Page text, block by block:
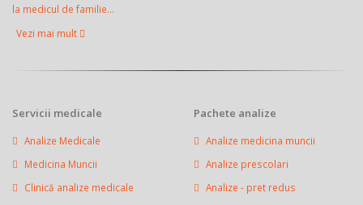
la medicul de familie...
Vezi mai mult
Servicii medicale
Analize Medicale
Medicina Muncii
Clinică analize medicale
Pachete analize
Analize medicina muncii
Analize prescolari
Analize - pret redus